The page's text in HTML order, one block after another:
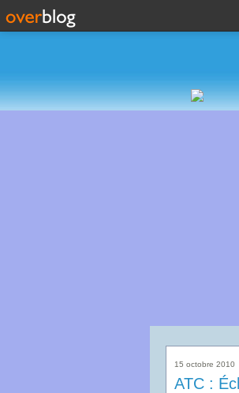
15 octobre 2010
ATC :